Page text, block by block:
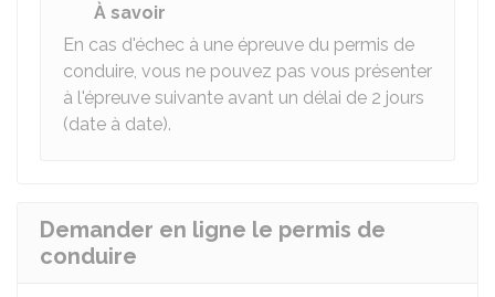
À savoir
En cas d'échec à une épreuve du permis de
conduire, vous ne pouvez pas vous présenter
à l'épreuve suivante avant un délai de 2 jours
(date à date).
Demander en ligne le permis de
conduire